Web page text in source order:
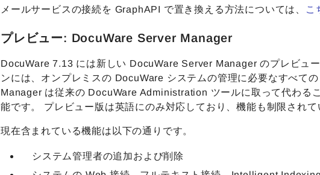
メールサービスの接続を GraphAPI で置き換える方法については、 こ
プレビュー: DocuWare Server Manager
DocuWare 7.13 には新しい DocuWare Server Manager のプレビュ
ンには、オンプレミスの DocuWare システムの管理に必要なすべて
Manager は従来の DocuWare Administration ツールに取って代わる
能です。 プレビュー版は英語にのみ対応しており、機能も制限され
現在含まれている機能は以下の通りです。
システム管理者の追加および削除